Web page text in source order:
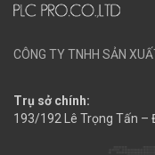
CÔNG TY TNHH SẢN
Trụ sở chính:
193/192 Lê Trọng Tấn –